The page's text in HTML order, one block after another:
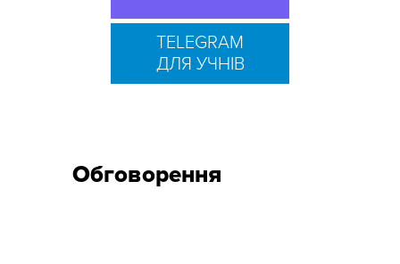
TELEGRAM
ДЛЯ УЧНІВ
Обговорення